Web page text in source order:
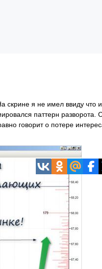
скрине я не имел ввиду что
паттерн разворота.
говорит о потере